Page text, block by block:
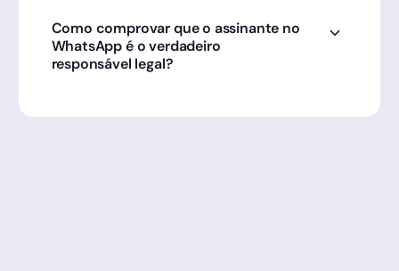
consentimento fere a LGPD, sujeitando a
empresa a multas milionárias. A Clicksign
mitiga esse risco formalizando o aceite com
Como comprovar que o assinante no
WhatsApp é o verdadeiro
responsável legal?